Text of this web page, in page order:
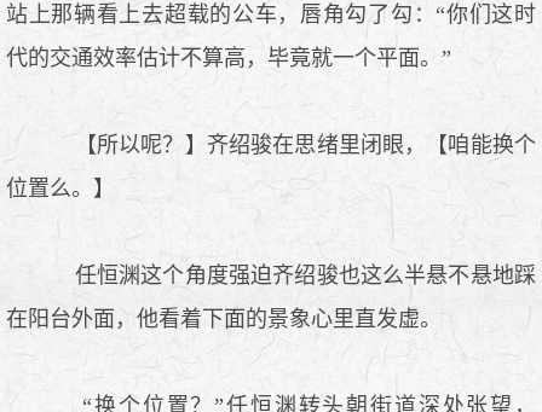
站上那辆看上去超载的公车，唇角勾了勾：“你们这时
代的交通效率估计不算高，毕竟就一个平面。”
【所以呢？】齐绍骏在思绪里闭眼，【咱能换个
位置么。】
任恒渊这个角度强迫齐绍骏也这么半悬不悬地踩
在阳台外面，他看着下面的景象心里直发虚。
“换个位置？”任恒渊转头朝街道深处张望，